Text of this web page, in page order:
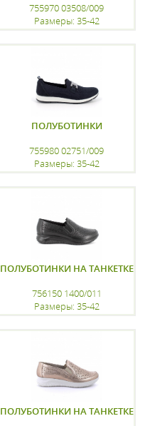
755970 03508/009
Размеры: 35-42
ПОЛУБОТИНКИ
755980 02751/009
Размеры: 35-42
ПОЛУБОТИНКИ НА ТАНКЕТКЕ
756150 1400/011
Размеры: 35-42
ПОЛУБОТИНКИ НА ТАНКЕТКЕ